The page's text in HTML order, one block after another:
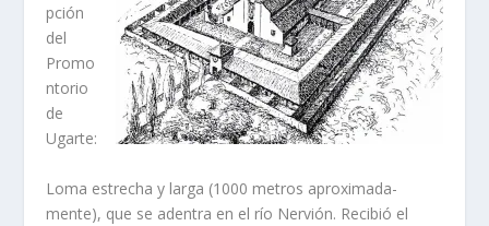
pción
del
Promo
ntorio
de
Ugarte:
Loma estrecha y larga (1000 metros aproximada­
mente), que se adentra en el rí­o Nervión. Recibió el